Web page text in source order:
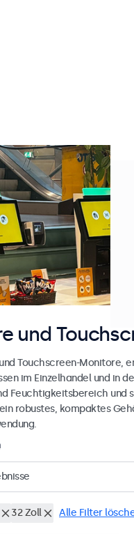
und
Touchscreen-Monitore,
im Einzelhandel und in
Feuchtigkeitsbereich und
robustes, kompaktes
32 Zoll Alle Filter